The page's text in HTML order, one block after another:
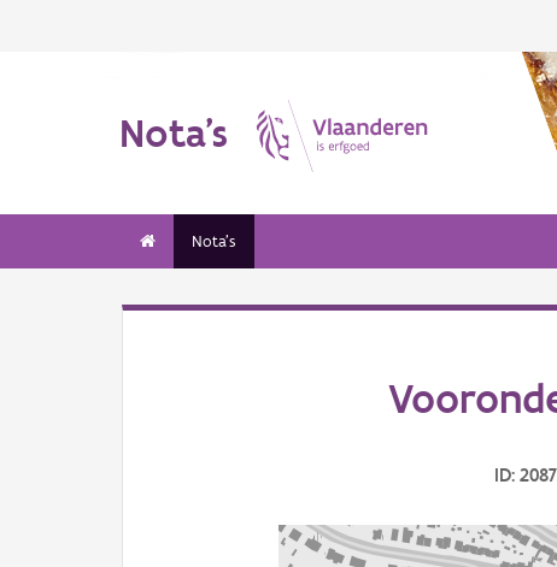
Nota's
Nota's
ID: